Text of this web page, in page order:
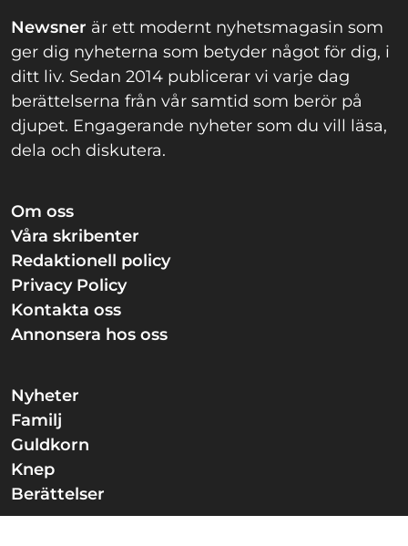
Newsner är ett modernt nyhetsmagasin som
ger dig nyheterna som betyder något för dig, i
ditt liv. Sedan 2014 publicerar vi varje dag
berättelserna från vår samtid som berör på
djupet. Engagerande nyheter som du vill läsa,
dela och diskutera.
Om oss
Våra skribenter
Redaktionell policy
Privacy Policy
Kontakta oss
Annonsera hos oss
Nyheter
Familj
Guldkorn
Knep
Berättelser